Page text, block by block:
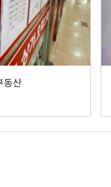
동산